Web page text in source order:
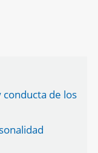
conducta de los